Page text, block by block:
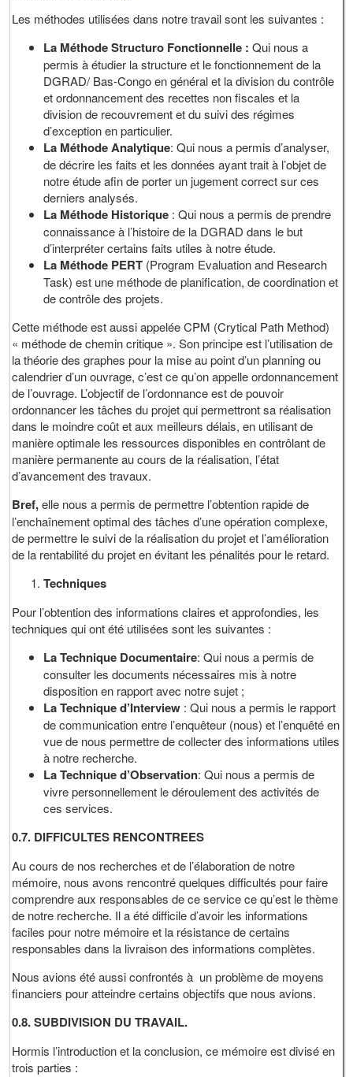
Les méthodes utilisées dans notre travail sont les suivantes :
La Méthode Structuro Fonctionnelle : Qui nous a
permis à étudier la structure et le fonctionnement de la
DGRAD/ Bas-Congo en général et la division du contrôle
et ordonnancement des recettes non fiscales et la
division de recouvrement et du suivi des régimes
d’exception en particulier.
La Méthode Analytique: Qui nous a permis d’analyser,
de décrire les faits et les données ayant trait à l’objet de
notre étude afin de porter un jugement correct sur ces
derniers analysés.
La Méthode Historique : Qui nous a permis de prendre
connaissance à l’histoire de la DGRAD dans le but
d’interpréter certains faits utiles à notre étude.
La Méthode PERT (Program Evaluation and Research
Task) est une méthode de planification, de coordination et
de contrôle des projets.
Cette méthode est aussi appelée CPM (Crytical Path Method)
« méthode de chemin critique ». Son principe est l’utilisation de
la théorie des graphes pour la mise au point d’un planning ou
calendrier d’un ouvrage, c’est ce qu’on appelle ordonnancement
de l’ouvrage. L’objectif de l’ordonnance est de pouvoir
ordonnancer les tâches du projet qui permettront sa réalisation
dans le moindre coût et aux meilleurs délais, en utilisant de
manière optimale les ressources disponibles en contrôlant de
manière permanente au cours de la réalisation, l’état
d’avancement des travaux.
Bref,elle nous a permis de permettre l’obtention rapide de
l’enchaînement optimal des tâches d’une opération complexe,
de permettre le suivi de la réalisation du projet et l’amélioration
de la rentabilité du projet en évitant les pénalités pour le retard.
Techniques
Pour l’obtention des informations claires et approfondies, les
techniques qui ont été utilisées sont les suivantes :
La Technique Documentaire: Qui nous a permis de
consulter les documents nécessaires mis à notre
disposition en rapport avec notre sujet ;
La Technique d’Interview : Qui nous a permis le rapport
de communication entre l’enquêteur (nous) et l’enquêté en
vue de nous permettre de collecter des informations utiles
à notre recherche.
La Technique d’Observation: Qui nous a permis de
vivre personnellement le déroulement des activités de
ces services.
0.7. DIFFICULTES RENCONTREES
Au cours de nos recherches et de l’élaboration de notre
mémoire, nous avons rencontré quelques difficultés pour faire
comprendre aux responsables de ce service ce qu’est le thème
de notre recherche. Il a été difficile d’avoir les informations
faciles pour notre mémoire et la résistance de certains
responsables dans la livraison des informations complètes.
Nous avions été aussi confrontés à un problème de moyens
financiers pour atteindre certains objectifs que nous avions.
0.8.SUBDIVISION DU TRAVAIL.
Hormis l’introduction et la conclusion, ce mémoire est divisé en
trois parties :